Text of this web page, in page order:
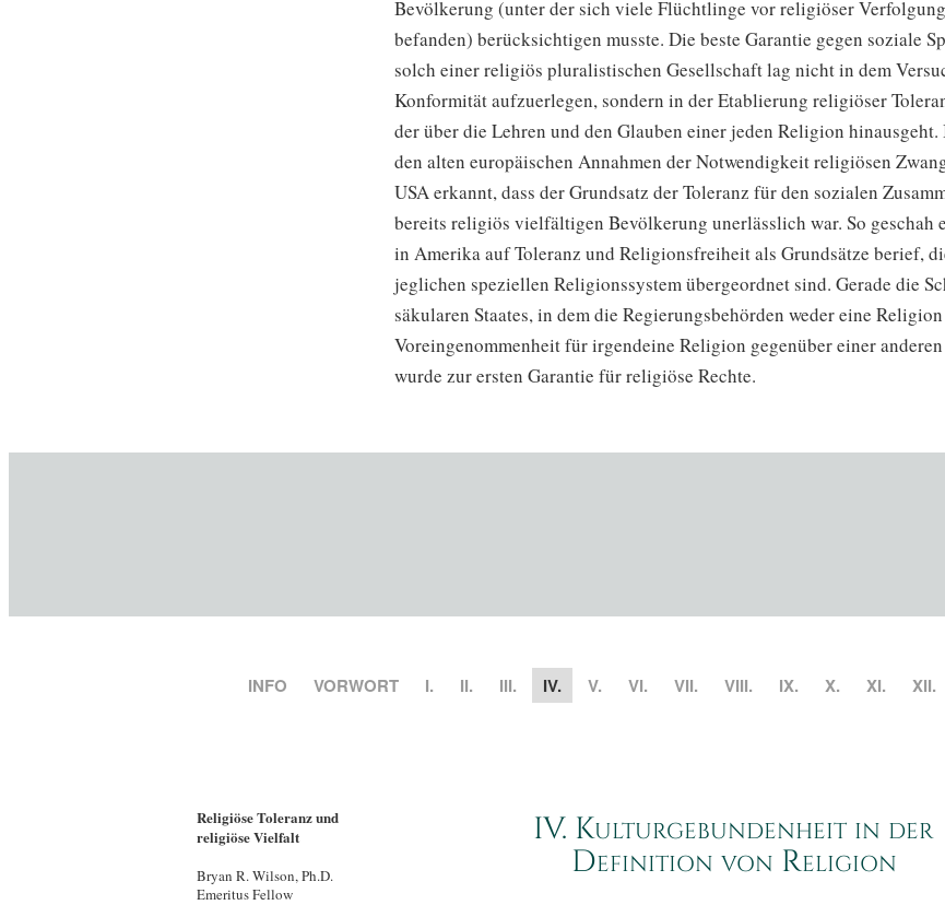
Bevölkerung (unter der sich viele Flüchtlinge vor religiöser
befanden) berücksichtigen musste. Die beste Garantie gegen soziale
solch einer religiös pluralistischen Gesellschaft lag nicht in dem
Konformität aufzuerlegen, sondern in der Etablierung religiöser
der über die Lehren und den Glauben einer jeden Religion hinausgeht.
den alten europäischen Annahmen der Notwendigkeit religiösen
USA erkannt, dass der Grundsatz der Toleranz für den sozialen
bereits religiös vielfältigen Bevölkerung unerlässlich war. So geschah
in Amerika auf Toleranz und Religionsfreiheit als Grundsätze berief,
jeglichen speziellen Religionssystem übergeordnet sind. Gerade die
säkularen Staates, in dem die Regierungsbehörden weder eine
Voreingenommenheit für irgendeine Religion gegenüber einer
wurde zur ersten Garantie für religiöse Rechte.
INFO VORWORT I. II. III. IV. V. VI. VII. VIII. IX. X. XI. XII.
Religiöse Toleranz und
religiöse Vielfalt
Bryan R. Wilson, Ph.D.
Emeritus Fellow
IV. Kulturgebundenheit in der
Definition von Religion